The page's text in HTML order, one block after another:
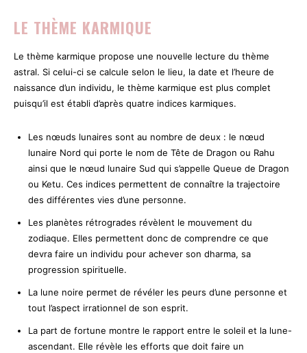
LE THÈME KARMIQUE
Le thème karmique propose une nouvelle lecture du thème
astral. Si celui-ci se calcule selon le lieu, la date et l’heure de
naissance d’un individu, le thème karmique est plus complet
puisqu’il est établi d’après quatre indices karmiques.
Les nœuds lunaires sont au nombre de deux : le nœud
lunaire Nord qui porte le nom de Tête de Dragon ou Rahu
ainsi que le nœud lunaire Sud qui s’appelle Queue de Dragon
ou Ketu. Ces indices permettent de connaître la trajectoire
des différentes vies d’une personne.
Les planètes rétrogrades révèlent le mouvement du
zodiaque. Elles permettent donc de comprendre ce que
devra faire un individu pour achever son dharma, sa
progression spirituelle.
La lune noire permet de révéler les peurs d’une personne et
tout l’aspect irrationnel de son esprit.
La part de fortune montre le rapport entre le soleil et la lune-
ascendant. Elle révèle les efforts que doit faire un